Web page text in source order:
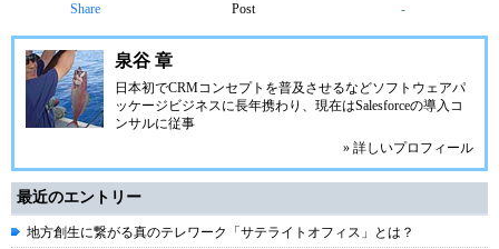
Share Post -
泉谷 章
日本初でCRMコンセプトを普及させるなどソフトウェアパ
ッケージビジネスに長年携わり、現在はSalesforceの導入コ
ンサルに従事
» 詳しいプロフィール
最近のエントリー
地方創生に繋がる真のテレワーク「サテライトオフィス」とは？